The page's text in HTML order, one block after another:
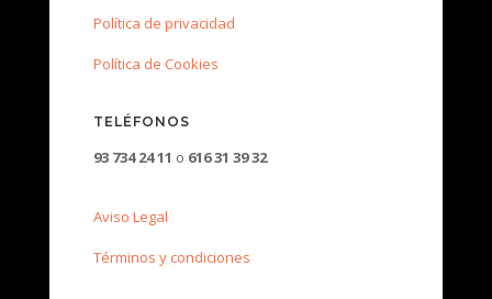
Política de privacidad
Política de Cookies
TELÉFONOS
93 734 24 11 o 616 31 39 32
Aviso Legal
Términos y condiciones